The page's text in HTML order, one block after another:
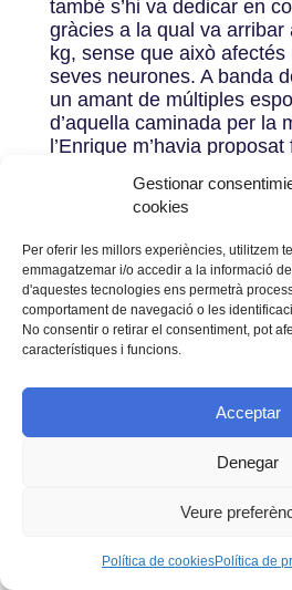
Gestionar
cookies
Per oferir les millors experiències, utilitzem
emmagatzemar i/o accedir a la informació
d'aquestes tecnologies ens permetrà
comportament de navegació o les
No consentir o retirar el consentiment, pot
característiques i funcions.
Acceptar
Denegar
Veure
Política de cookiesPolítica de
també s’hi va dedicar en
gràcies a la qual va arribar
kg, sense que això
seves neurones. A banda
un amant de múltiples
d’aquella caminada per la
l’Enrique m’havia
També em queda el regust
nos deixat als 58 anys, a
M’hagués encantat
aniversari que ben segur
organitzat tots en el seu
dels grans i el buit que
que costarà d’emplenar.
Potser m’equivoqui però,
doctorands de l’Enrique,
qui va tenir menys relació
que em trobava l’any 2000
dedicar-­‐hi temps amb